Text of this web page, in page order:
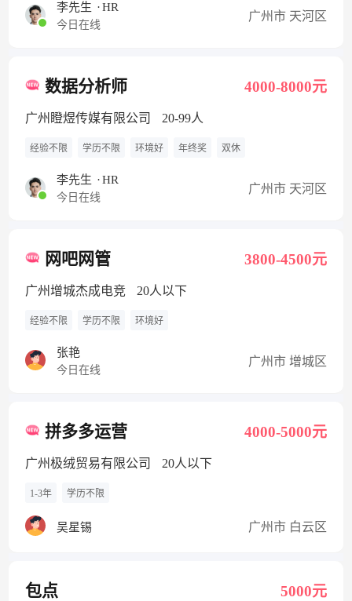
李先生 ·HR
今日在线
广州市 天河区
数据分析师 4000-8000元
广州瞪煜传媒有限公司 20-99人
经验不限 学历不限 环境好 年终奖 双休
李先生 ·HR
今日在线
广州市 天河区
网吧网管 3800-4500元
广州增城杰成电竞 20人以下
经验不限 学历不限 环境好
张艳
今日在线
广州市 增城区
拼多多运营 4000-5000元
广州极绒贸易有限公司 20人以下
1-3年 学历不限
吴星锡 广州市 白云区
包点 5000元